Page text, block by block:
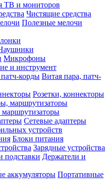
ТВ и мониторов
Чистящие средства
Полезные мелочи
Микрофоны
и инструмент
Витая пара, патч-
Розетки, коннекторы
Сетевые адаптеры
устройств
Блоки питания
Зарядные устройства
Держатели и
Портативные